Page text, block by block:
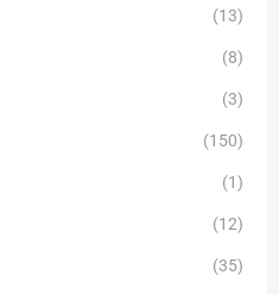
(13)
(8)
(3)
(150)
(1)
(12)
(35)